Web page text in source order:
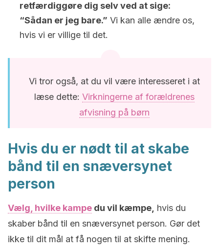
retfærdiggøre dig selv ved at sige:
“Sådan er jeg bare.” Vi kan alle ændre os,
hvis vi er villige til det.
Vi tror også, at du vil være interesseret i at
læse dette: Virkningerne af forældrenes
afvisning på børn
Hvis du er nødt til at skabe
bånd til en snæversynet
person
Vælg, hvilke kampe du vil kæmpe, hvis du
skaber bånd til en snæversynet person. Gør det
ikke til dit mål at få nogen til at skifte mening.